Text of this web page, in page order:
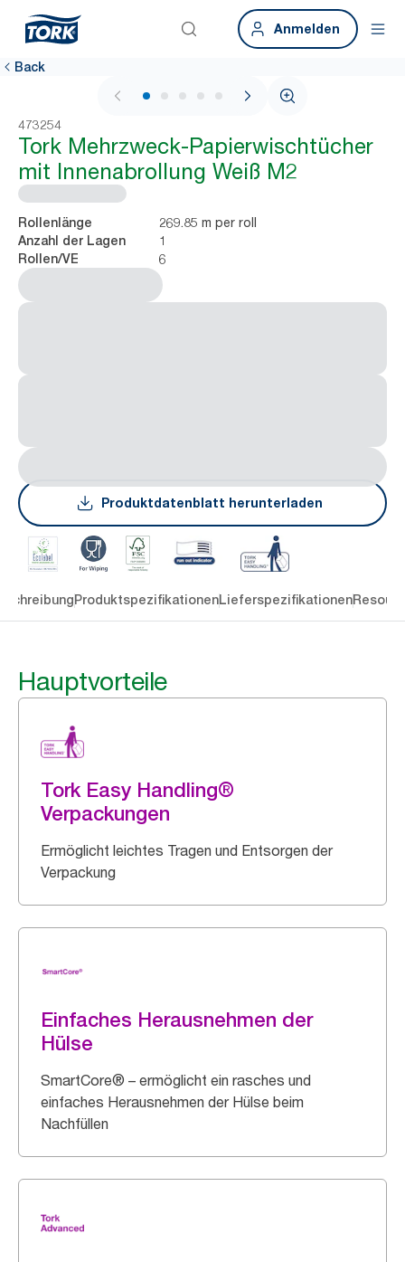
Anmelden
Back
1 / 6
473254
Tork Mehrzweck-Papierwischtücher
mit Innenabrollung Weiß M2
Rollenlänge 269.85 m per roll
Anzahl der Lagen 1
Rollen/VE 6
Produktdatenblatt herunterladen
ProduktspezifikationenLieferspezifikationen
Hauptvorteile
Tork Easy Handling®
Verpackungen
Ermöglicht leichtes Tragen und Entsorgen der
Verpackung
Einfaches Herausnehmen der
Hülse
SmartCore® – ermöglicht ein rasches und
einfaches Herausnehmen der Hülse beim
Nachfüllen